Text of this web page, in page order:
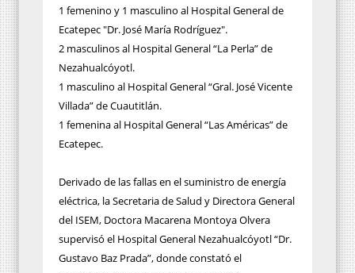
1 femenino y 1 masculino al Hospital General de
Ecatepec "Dr. José María Rodríguez".
2 masculinos al Hospital General “La Perla” de
Nezahualcóyotl.
1 masculino al Hospital General “Gral. José Vicente
Villada” de Cuautitlán.
1 femenina al Hospital General “Las Américas” de
Ecatepec.
Derivado de las fallas en el suministro de energía
eléctrica, la Secretaria de Salud y Directora General
del ISEM, Doctora Macarena Montoya Olvera
supervisó el Hospital General Nezahualcóyotl “Dr.
Gustavo Baz Prada”, donde constató el